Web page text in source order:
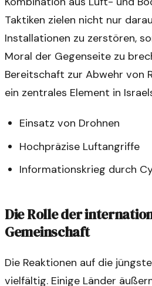
Taktiken zielen nicht nur
Installationen zu zerstören,
Moral der Gegenseite zu
Bereitschaft zur Abwehr von
ein zentrales Element in
Einsatz von Drohnen
Hochpräzise Luftangriffe
Informationskrieg durch
Die Rolle der
Gemeinschaft
Die Reaktionen auf die
vielfältig. Einige Länder